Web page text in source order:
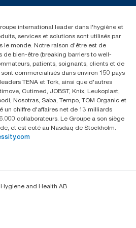
international leader dans l'hygiène et
services et solutions sont utilisés par
monde. Notre raison d’être est de
de bien-être (breaking barriers to well-
patients, soignants, clients et de
commercialisés dans environ 150 pays
TENA et Tork, ainsi que d'autres
Cutimed, JOBST, Knix, Leukoplast,
Nosotras, Saba, Tempo, TOM Organic et
un chiffre d'affaires net de 13 milliards
collaborateurs. Le Groupe a son siège
et est coté au Nasdaq de Stockholm.
and Health AB